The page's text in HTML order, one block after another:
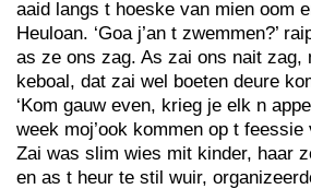
aaid langs t hoeske van mien oom
Heuloan. ‘Goa j’an t zwemmen?’
as ze ons zag. As zai ons nait zag,
keboal, dat zai wel boeten deure
‘Kom gauw even, krieg je elk n
week moj’ook kommen op t feessie
Zai was slim wies mit kinder, haar
en as t heur te stil wuir,